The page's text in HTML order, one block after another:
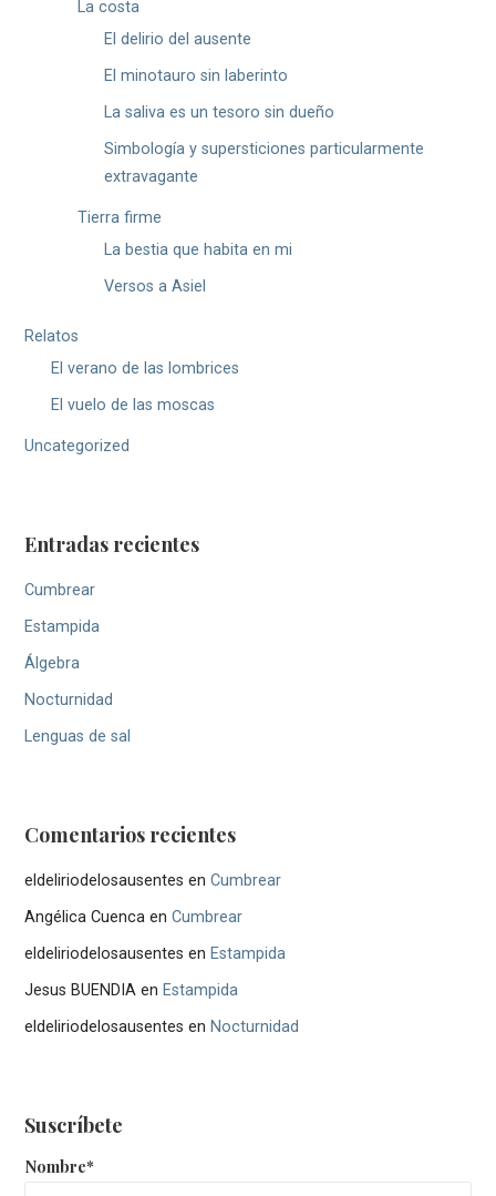
La costa
El delirio del ausente
El minotauro sin laberinto
La saliva es un tesoro sin dueño
Simbología y supersticiones particularmente
extravagante
Tierra firme
La bestia que habita en mi
Versos a Asiel
Relatos
El verano de las lombrices
El vuelo de las moscas
Uncategorized
Entradas recientes
Cumbrear
Estampida
Álgebra
Nocturnidad
Lenguas de sal
Comentarios recientes
eldeliriodelosausentes enCumbrear
Angélica Cuenca enCumbrear
eldeliriodelosausentes en Estampida
Jesus BUENDIA en Estampida
eldeliriodelosausentes en Nocturnidad
Suscríbete
Nombre*